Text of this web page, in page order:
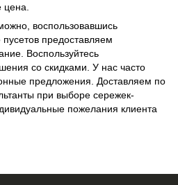
воспользовавшись
предоставляем
Воспользуйтесь
со скидками. У нас часто
предложения. Доставляем по
при выборе сережек-
пожелания клиента